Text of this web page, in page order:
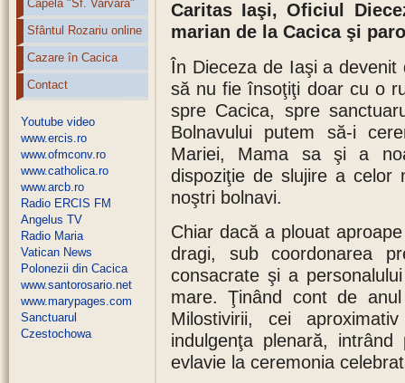
Capela "Sf. Varvara"
Sfântul Rozariu online
Cazare în Cacica
Contact
Youtube video
www.ercis.ro
www.ofmconv.ro
www.catholica.ro
www.arcb.ro
Radio ERCIS FM
Angelus TV
Radio Maria
Vatican News
Polonezii din Cacica
www.santorosario.net
www.marypages.com
Sanctuarul
Czestochowa
Caritas Iaşi, Oficiul
marian de la Cacica şi
În Dieceza de Iaşi a
să nu fie însoţiţi doar cu o
spre Cacica, spre
Bolnavului putem să-i
Mariei, Mama sa şi a
dispoziţie de slujire a
noştri bolnavi.
Chiar dacă a plouat
dragi, sub coordonarea
consacrate şi a
mare. Ţinând cont de
Milostivirii, cei
indulgenţa plenară,
evlavie la ceremonia